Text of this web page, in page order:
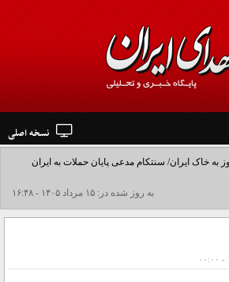
نسخه اصلی
به خاک ایران/ سنتکام مدعی پایان حملات به ایران
شد+فیلم به روز شده در: ۱۵ مرداد ۱۴۰۵ - ۱۶:۴۸